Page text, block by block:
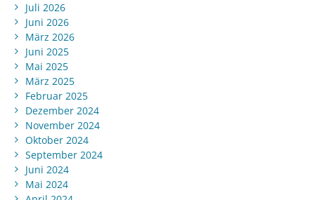
Juli 2026
Juni 2026
März 2026
Juni 2025
Mai 2025
März 2025
Februar 2025
Dezember 2024
November 2024
Oktober 2024
September 2024
Juni 2024
Mai 2024